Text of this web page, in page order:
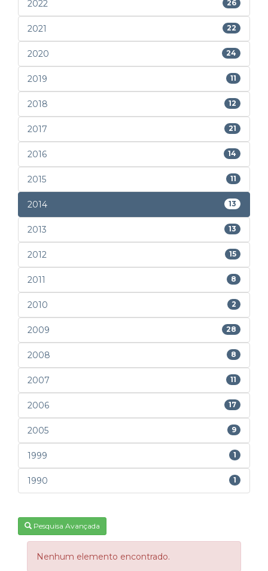
2022 26
2021 22
2020 24
2019 11
2018 12
2017 21
2016 14
2015 11
2014 13
2013 13
2012 15
2011 8
2010 2
2009 28
2008 8
2007 11
2006 17
2005 9
1999 1
1990 1
Pesquisa Avançada
Nenhum elemento encontrado.